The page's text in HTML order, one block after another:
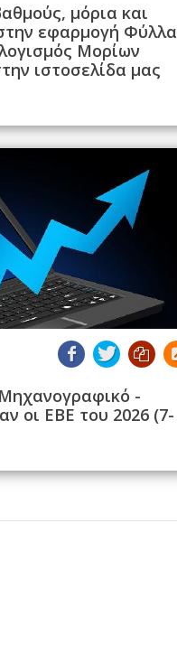
μόρια και
εφαρμογή Φύλλα
Μορίων
ιστοσελίδα μας
Μηχανογραφικό -
οι ΕΒΕ του 2026 (7-